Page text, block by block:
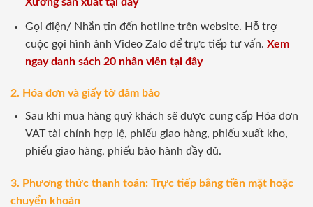
Gọi điện/ Nhắn tin đến hotline trên website. Hỗ trợ
cuộc gọi hình ảnh Video Zalo để trực tiếp tư vấn. Xem
ngay danh sách 20 nhân viên tại đây
2. Hóa đơn và giấy tờ đảm bảo
Sau khi mua hàng quý khách sẽ được cung cấp Hóa đơn
VAT tài chính hợp lệ, phiếu giao hàng, phiếu xuất kho,
phiếu giao hàng, phiếu bảo hành đầy đủ.
3. Phương thức thanh toán: Trực tiếp bằng tiền mặt hoặc
chuyển khoản